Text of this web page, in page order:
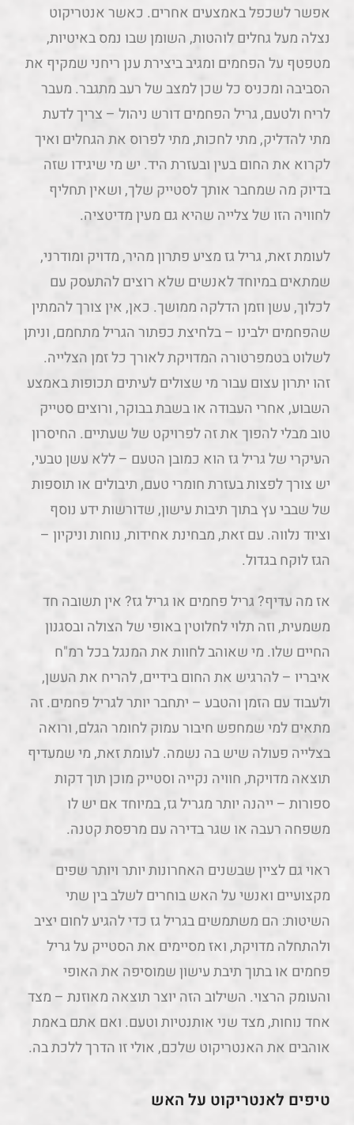
אפשר לשכפל באמצעים אחרים. כאשר אנטריקוט
נצלה מעל גחלים לוהטות, השומן שבו נמס באיטיות,
מטפטף על הפחמים ומגיב ביצירת ענן ריחני שמקיף את
הסביבה ומכניס כל שכן למצב של רעב מתגבר. מעבר
לריח ולטעם, גריל הפחמים דורש ניהול – צריך לדעת
מתי להדליק, מתי לחכות, מתי לפרוס את הגחלים ואיך
לקרוא את החום בעין ובעזרת היד. יש מי שיגידו שזה
בדיוק מה שמחבר אותך לסטייק שלך, ושאין תחליף
לחוויה הזו של צלייה שהיא גם מעין מדיטציה.
לעומת זאת, גריל גז מציע פתרון מהיר, מדויק ומודרני,
שמתאים במיוחד לאנשים שלא רוצים להתעסק עם
לכלוך, עשן וזמן הדלקה ממושך. כאן, אין צורך להמתין
שהפחמים ילבינו – בלחיצת כפתור הגריל מתחמם, וניתן
לשלוט בטמפרטורה המדויקת לאורך כל זמן הצלייה.
זהו יתרון עצום עבור מי שצולים לעיתים תכופות באמצע
השבוע, אחרי העבודה או בשבת בבוקר, ורוצים סטייק
טוב מבלי להפוך את זה לפרויקט של שעתיים. החיסרון
העיקרי של גריל גז הוא כמובן הטעם – ללא עשן טבעי,
יש צורך לפצות בעזרת חומרי טעם, תיבולים או תוספות
של שבבי עץ בתוך תיבות עישון, שדורשות ידע נוסף
וציוד נלווה. עם זאת, מבחינת אחידות, נוחות וניקיון –
הגז לוקח בגדול.
אז מה עדיף? גריל פחמים או גריל גז? אין תשובה חד
משמעית, וזה תלוי לחלוטין באופי של הצולה ובסגנון
החיים שלו. מי שאוהב לחוות את המנגל בכל רמ"ח
איבריו – להרגיש את החום בידיים, להריח את העשן,
ולעבוד עם הזמן והטבע – יתחבר יותר לגריל פחמים. זה
מתאים למי שמחפש חיבור עמוק לחומר הגלם, ורואה
בצלייה פעולה שיש בה נשמה. לעומת זאת, מי שמעדיף
תוצאה מדויקת, חוויה נקייה וסטייק מוכן תוך דקות
ספורות – ייהנה יותר מגריל גז, במיוחד אם יש לו
משפחה רעבה או שגר בדירה עם מרפסת קטנה.
ראוי גם לציין שבשנים האחרונות יותר ויותר שפים
מקצועיים ואנשי על האש בוחרים לשלב בין שתי
השיטות: הם משתמשים בגריל גז כדי להגיע לחום יציב
ולהתחלה מדויקת, ואז מסיימים את הסטייק על גריל
פחמים או בתוך תיבת עישון שמוסיפה את האופי
והעומק הרצוי. השילוב הזה יוצר תוצאה מאוזנת – מצד
אחד נוחות, מצד שני אותנטיות וטעם. ואם אתם באמת
אוהבים את האנטריקוט שלכם, אולי זו הדרך ללכת בה.
טיפים לאנטריקוט על האש